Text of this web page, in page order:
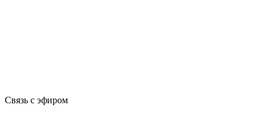
Связь с эфиром